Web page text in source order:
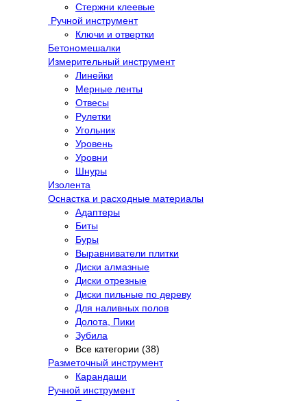
Стержни клеевые
Ручной инструмент
Ключи и отвертки
Бетономешалки
Измерительный инструмент
Линейки
Мерные ленты
Отвесы
Рулетки
Угольник
Уровень
Уровни
Шнуры
Изолента
Оснастка и расходные материалы
Адаптеры
Биты
Буры
Выравниватели плитки
Диски алмазные
Диски отрезные
Диски пильные по дереву
Для наливных полов
Долота, Пики
Зубила
Все категории (38)
Разметочный инструмент
Карандаши
Ручной инструмент